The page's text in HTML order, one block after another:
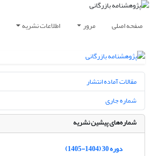
صفحه اصلی مرور اطلاعات نشریه
مقالات آماده انتشار
شماره جاری
شماره‌های پیشین نشریه
دوره 30 (1404-1405)